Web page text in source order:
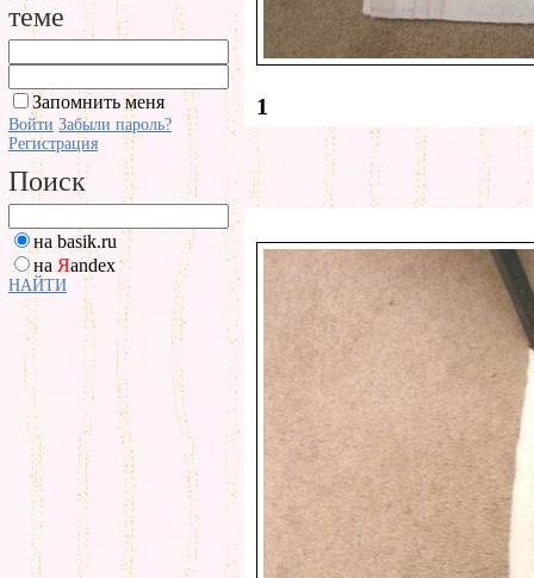
теме
Запомнить меня
Войти Забыли пароль?
Регистрация
Поиск
на basik.ru
на Яandex
НАЙТИ
1